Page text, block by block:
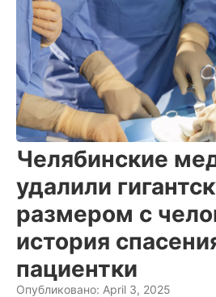
Челябинские
удалили
размером с
история
пациентки
Опубликовано: April 3, 2025